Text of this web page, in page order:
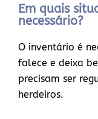
Em quais
necessário?
O inventário é
falece e deixa
precisam ser
herdeiros.